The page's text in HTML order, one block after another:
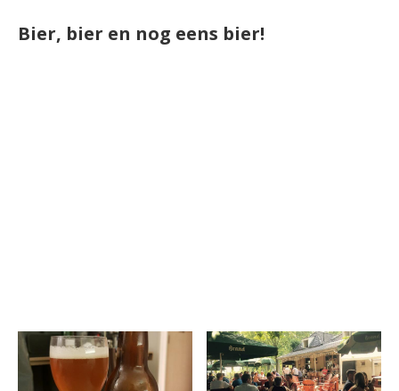
Bier, bier en nog eens bier!